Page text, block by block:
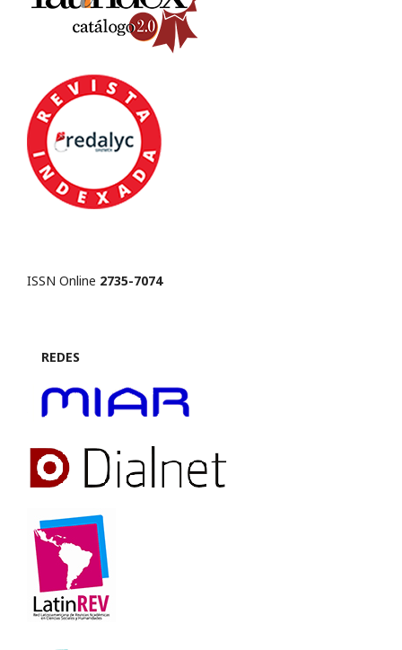
ISSN Online 2735-7074
REDES